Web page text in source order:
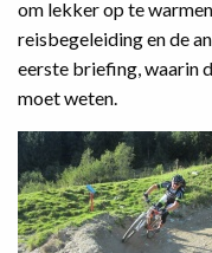
om lekker op te
reisbegeleiding en de
eerste briefing, waarin
moet weten.